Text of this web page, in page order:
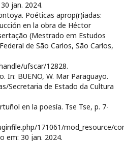
jan. 2024.
Poéticas aprop(r)iadas:
en la obra de Héctor
(Mestrado em Estudos
de São Carlos, São Carlos,
ufscar/12828.
In: BUENO, W. Mar Paraguayo.
Secretaria de Estado da Cultura
en la poesía. Tse Tse, p. 7-
171061/mod_resource/
em: 30 jan. 2024.